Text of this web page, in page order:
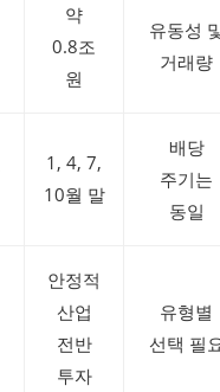
약
0.8조
원
유동성
거래량
1, 4, 7,
10월 말
배당
주기는
동일
안정적
산업
전반
투자
유형별
선택 필